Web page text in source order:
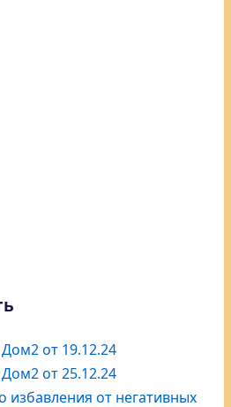
от 19.12.24
от 25.12.24
избавления от негативных